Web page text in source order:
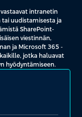
intranetin
uudistamisesta ja
SharePoint-
viestinnän,
ja Microsoft 365 -
jotka haluavat
hyödyntämiseen.